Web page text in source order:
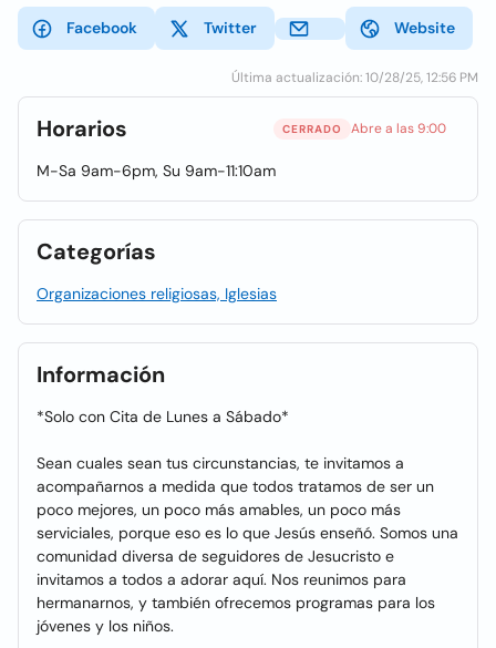
Facebook Twitter Website
Última actualización: 10/28/25, 12:56 PM
Horarios CERRADO Abre a las 9:00
M-Sa 9am-6pm, Su 9am-11:10am
Categorías
Organizaciones religiosas, Iglesias
Información
*Solo con Cita de Lunes a Sábado*
Sean cuales sean tus circunstancias, te invitamos a
acompañarnos a medida que todos tratamos de ser un
poco mejores, un poco más amables, un poco más
serviciales, porque eso es lo que Jesús enseñó. Somos una
comunidad diversa de seguidores de Jesucristo e
invitamos a todos a adorar aquí. Nos reunimos para
hermanarnos, y también ofrecemos programas para los
jóvenes y los niños.